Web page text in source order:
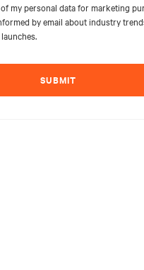
my personal data for marketing
by email about industry
SUBMIT